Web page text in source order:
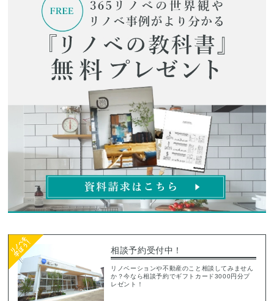
相談予約受付中！
リノベーションや不動産のこと相談してみません
か？今なら相談予約でギフトカード3000円分プ
レゼント！